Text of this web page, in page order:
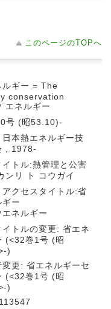
このページのTOPへ
ルギー = The
conservation
エネルギー
号 (昭53.10)-
本熱エネルギー技
, 1978-
イトル:熱管理と公害
ンリ ト コウガイ
アクセスタイトル:省
ギー
エネルギー
イトルの変更: 省エネ
(<32巻1号 (昭
)
変更: 省エネルギーセ
(<32巻1号 (昭
)